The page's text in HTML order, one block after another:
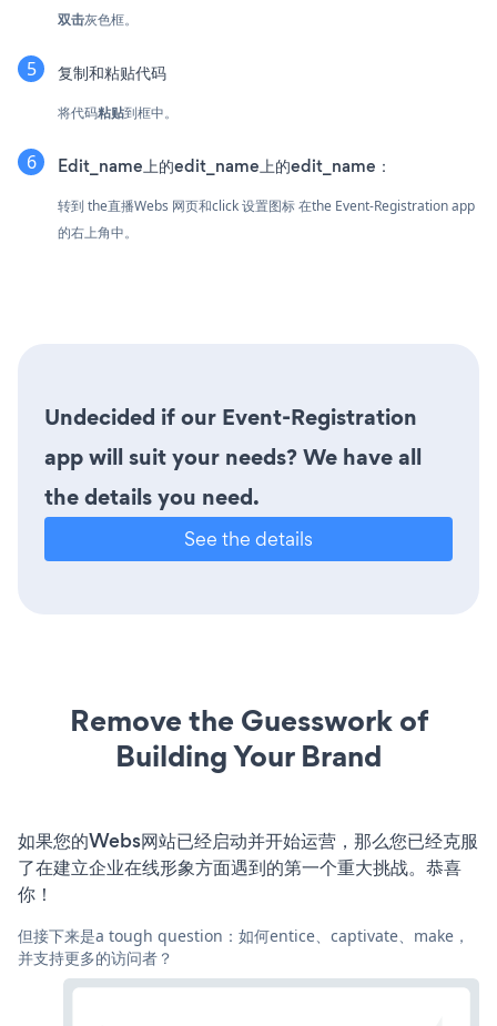
双击灰色框。
复制和粘贴代码
将代码粘贴到框中。
Edit_name上的edit_name上的edit_name：
转到 the直播Webs 网页和click 设置图标在the Event-Registration app
的右上角中。
Undecided if our Event-Registration
app will suit your needs? We have all
the details you need.
See the details
Remove the Guesswork of
Building Your Brand
如果您的Webs网站已经启动并开始运营，那么您已经克服
了在建立企业在线形象方面遇到的第一个重大挑战。恭喜
你！
但接下来是a tough question：如何entice、captivate、make，
并支持更多的访问者？